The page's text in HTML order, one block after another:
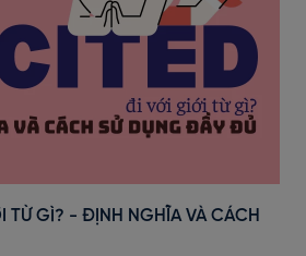
TỪ GÌ? - ĐỊNH NGHĨA VÀ CÁCH